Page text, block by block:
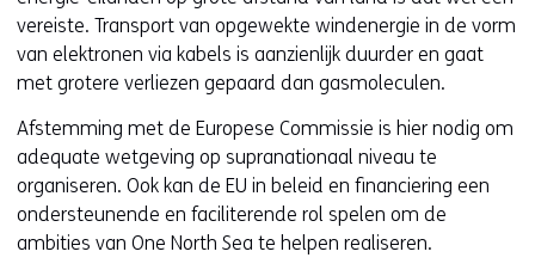
vereiste. Transport van opgewekte windenergie in de vorm
van elektronen via kabels is aanzienlijk duurder en gaat
met grotere verliezen gepaard dan gasmoleculen.
Afstemming met de Europese Commissie is hier nodig om
adequate wetgeving op supranationaal niveau te
organiseren. Ook kan de EU in beleid en financiering een
ondersteunende en faciliterende rol spelen om de
ambities van One North Sea te helpen realiseren.